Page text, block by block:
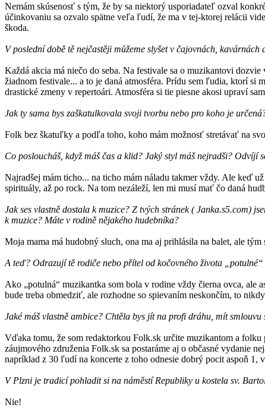
Nemám skúsenosť s tým, že by sa niektorý usporiadateľ ozval
účinkovaniu sa ozvalo spätne veľa ľudí, že ma v tej-ktorej relácii
škoda.
V poslední době tě nejčastěji můžeme slyšet v čajovnách,
Každá akcia má niečo do seba. Na festivale sa o muzikantovi
žiadnom festivale... a to je daná atmosféra. Prídu sem ľudia, ktorí
drastické zmeny v repertoári. Atmosféra si tie piesne akosi upraví
Jak ty sama bys zaškatulkovala svoji tvorbu nebo pro koho je
Folk bez škatuľky a podľa toho, koho mám možnosť stretávať na
Co posloucháš, když máš čas a klid? Jaký styl máš nejradši? Odvíjí
Najradšej mám ticho... na ticho mám náladu takmer vždy. Ale keď
spirituály, až po rock. Na tom nezáleží, len mi musí mať čo daná
Jak ses vlastně dostala k muzice? Z tvých stránek ( Janka.s5.com)
k muzice? Máte v rodině nějakého hudebníka?
Moja mama má hudobný sluch, ona ma aj prihlásila na balet, ale
A teď? Odrazují tě rodiče nebo přítel od kočovného života
Ako „potulná“ muzikantka som bola v rodine vždy čierna ovca,
bude treba obmedziť, ale rozhodne so spievaním neskončím, to
Jaké máš vlastně ambice? Chtěla bys jít na profi dráhu, mít
Vďaka tomu, že som redaktorkou Folk.sk určite muzikantom a
záujmového združenia Folk.sk sa postaráme aj o občasné vydanie
napríklad z 30 ľudí na koncerte z toho odnesie dobrý pocit aspoň 1,
V Plzni je tradicí pohladit si na náměstí Republiky u kostela sv.
Nie!